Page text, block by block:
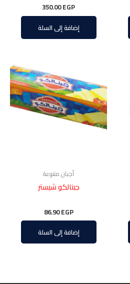
350.00EGP
إضافة إلى السلة
أجبان متنوعة
جبنالكو شيستر
86.90EGP
إضافة إلى السلة